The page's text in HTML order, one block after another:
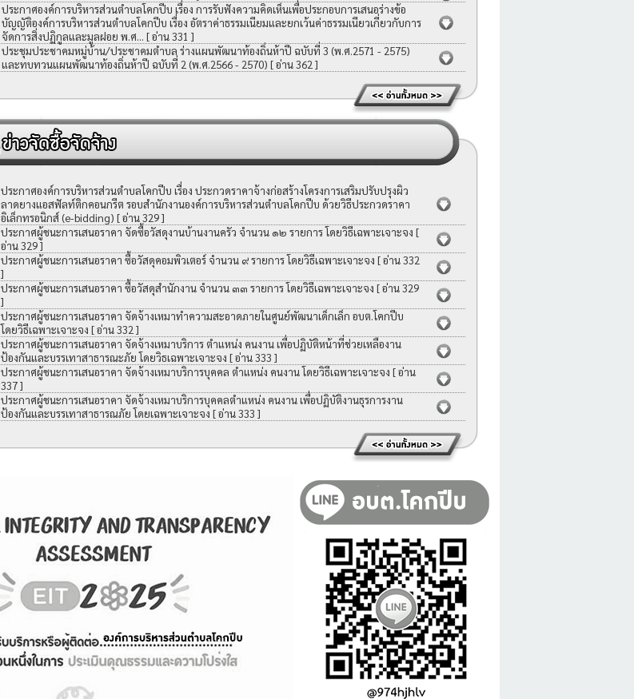
ประกาศองค์การบริหารส่วนตำบลโคกปีบ เรื่อง การรับฟังความคิดเห็นเพื่อประกอบการเสนอร่างข้อ
บัญญัติองค์การบริหารส่วนตำบลโคกปีบ เรื่อง อัตราค่าธรรมเนียมและยกเว้นค่าธรรมเนียวเกี่ยวกับการ
จัดการสิ่งปฏิกูลและมูลฝอย พ.ศ... [ อ่าน 331 ]
ประชุมประชาคมหมู่บ้าน/ประชาคมตำบล ร่างแผนพัฒนาท้องถิ่นห้าปี ฉบับที่ 3 (พ.ศ.2571 - 2575)
และทบทวนแผนพัฒนาท้องถิ่นห้าปี ฉบับที่ 2 (พ.ศ.2566 - 2570) [ อ่าน 362 ]
ประกาศองค์การบริหารส่วนตำบลโคกปีบ เรื่อง ประกวดราคาจ้างก่อสร้างโครงการเสริมปรับปรุงผิว
ลาดยางแอสฟัลท์ติกคอนกรีต รอบสำนักงานองค์การบริหารส่วนตำบลโคกปีบ ด้วยวิธีประกวดราคา
อิเล็กทรอนิกส์ (e-bidding) [ อ่าน 329 ]
ประกาศผู้ชนะการเสนอราคา จัดซื้อวัสดุงานบ้านงานครัว จำนวน ๑๒ รายการ โดยวิธีเฉพาะเจาะจง [
อ่าน 329 ]
ประกาศผู้ชนะการเสนอราคา ซื้อวัสดุคอมพิวเตอร์ จำนวน ๙ รายการ โดยวิธีเฉพาะเจาะจง [ อ่าน 332
]
ประกาศผู้ชนะการเสนอราคา ซื้อวัสดุสำนักงาน จำนวน ๓๓ รายการ โดยวิธีเฉพาะเจาะจง [ อ่าน 329
]
ประกาศผู้ชนะการเสนอราคา จัดจ้างเหมาทำความสะอาดภายในศูนย์พัฒนาเด็กเล็ก อบต.โคกปีบ
โดยวิธีเฉพาะเจาะจง [ อ่าน 332 ]
ประกาศผู้ชนะการเสนอราคา จัดจ้างเหมาบริการ ตำแหน่ง คนงาน เพื่อปฏิบัติหน้าที่ช่วยเหลืองาน
ป้องกันและบรรเทาสาธารณะภัย โดยวิธเฉพาะเจาะจง [ อ่าน 333 ]
ประกาศผู้ชนะการเสนอราคา จัดจ้างเหมาบริการบุคคล ตำแหน่ง คนงาน โดยวิธีเฉพาะเจาะจง [ อ่าน
337 ]
ประกาศผู้ชนะการเสนอราคา จัดจ้างเหมาบริการบุคคลตำแหน่ง คนงาน เพื่อปฏิบัติงานธุรการงาน
ป้องกันและบรรเทาสาธารณภัย โดยเฉพาะเจาะจง [ อ่าน 333 ]